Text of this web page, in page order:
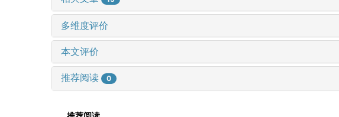
多维度评价
本文评价
推荐阅读 0